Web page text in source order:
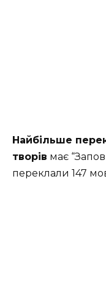
Найбільше
творів має
переклали 147